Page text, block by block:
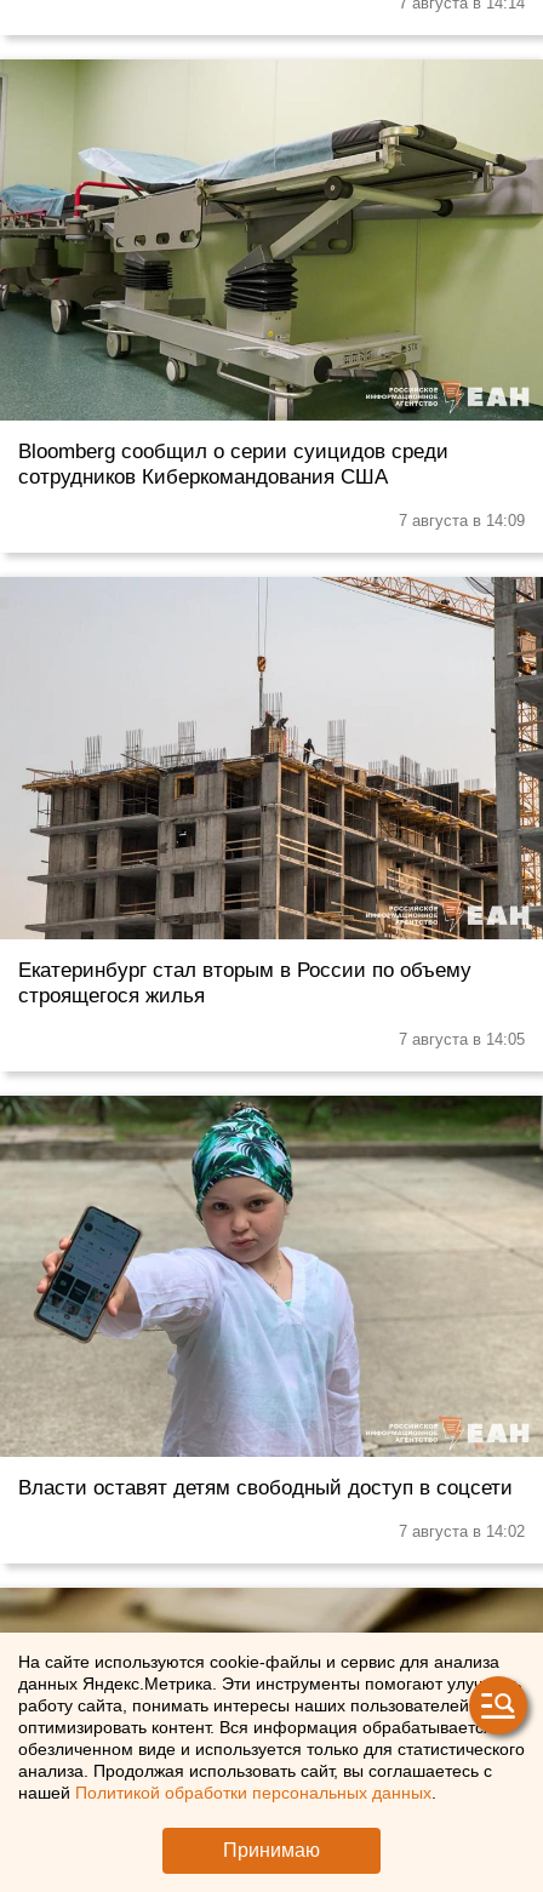
Bloomberg сообщил о серии суицидов среди
сотрудников Киберкомандования США
7 августа в 14:09
Екатеринбург стал вторым в России по объему
строящегося жилья
7 августа в 14:05
Власти оставят детям свободный доступ в соцсети
7 августа в 14:02
На сайте используются cookie-файлы и сервис для анализа
данных Яндекс.Метрика. Эти инструменты помогают улучшать
работу сайта, понимать интересы наших пользователей и
оптимизировать контент. Вся информация обрабатывается в
обезличенном виде и используется только для статистического
анализа. Продолжая использовать сайт, вы соглашаетесь с
нашей Политикой обработки персональных данных
Принимаю